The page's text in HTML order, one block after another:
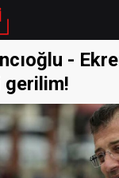
-
gerilim!